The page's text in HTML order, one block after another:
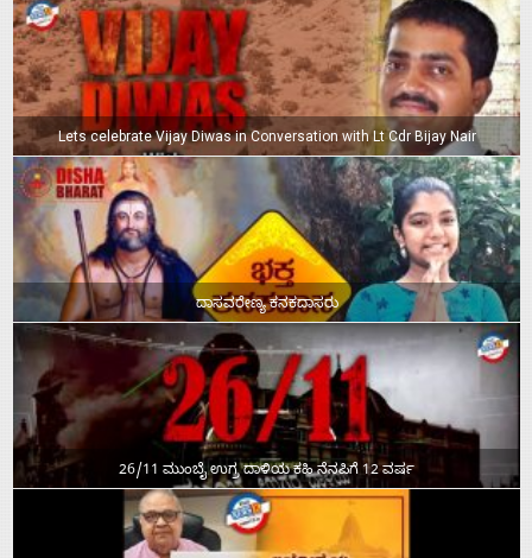
Lets celebrate Vijay Diwas in Conversation with Lt Cdr Bijay Nair
ದಾಸವರೇಣ್ಯ ಕನಕದಾಸರು
26/11 ಮುಂಬೈ ಉಗ್ರ ದಾಳಿಯ ಕಹಿ ನೆನಪಿಗೆ 12 ವರ್ಷ